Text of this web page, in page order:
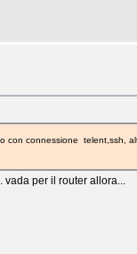
con connessione
per il router allora...